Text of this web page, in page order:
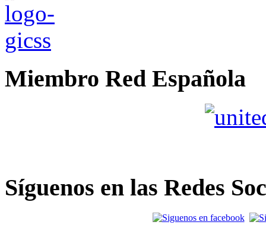
Miembro Red Española
Síguenos en las Redes